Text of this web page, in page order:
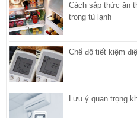
Cách sắp thức ăn
trong tủ lạnh
Chế độ tiết kiệm
Lưu ý quan trọng